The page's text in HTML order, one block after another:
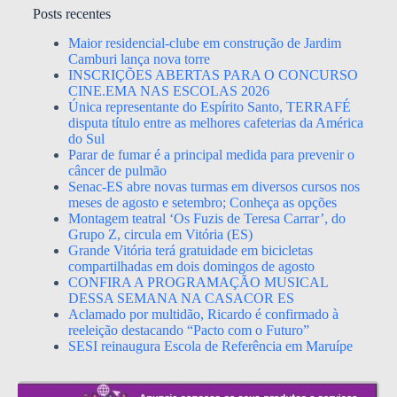
Posts recentes
Maior residencial-clube em construção de Jardim
Camburi lança nova torre
INSCRIÇÕES ABERTAS PARA O CONCURSO
CINE.EMA NAS ESCOLAS 2026
Única representante do Espírito Santo, TERRAFÉ
disputa título entre as melhores cafeterias da América
do Sul
Parar de fumar é a principal medida para prevenir o
câncer de pulmão
Senac-ES abre novas turmas em diversos cursos nos
meses de agosto e setembro; Conheça as opções
Montagem teatral ‘Os Fuzis de Teresa Carrar’, do
Grupo Z, circula em Vitória (ES)
Grande Vitória terá gratuidade em bicicletas
compartilhadas em dois domingos de agosto
CONFIRA A PROGRAMAÇÃO MUSICAL
DESSA SEMANA NA CASACOR ES
Aclamado por multidão, Ricardo é confirmado à
reeleição destacando “Pacto com o Futuro”
SESI reinaugura Escola de Referência em Maruípe